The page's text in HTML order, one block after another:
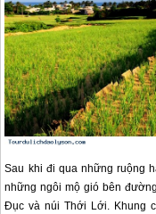
Sau khi đi qua những ruộng
những ngôi mộ gió bên
Đục và núi Thới Lới. Khung